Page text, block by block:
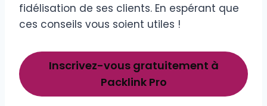
fidélisation de ses clients. En espérant que
ces conseils vous soient utiles !
Inscrivez-vous gratuitement à
Packlink Pro